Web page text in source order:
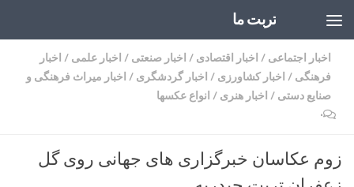
تربت ما
اخبار اجتماعی / اخبار اقتصادی / اخبار صنعتی / اخبار علمی / اخبار
فرهنگی / اخبار کشاورزی / اخبار گردشگری / اخبار میراث فرهنگی و
صنایع دستی / اخبار هنری / انواع عکسها
۰
زوم عکاسان خبرگزاری های جهانی روی گل